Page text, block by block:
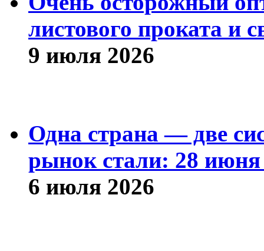
листового проката и
9 июля 2026
Одна страна — две
рынок стали: 28
6 июля 2026